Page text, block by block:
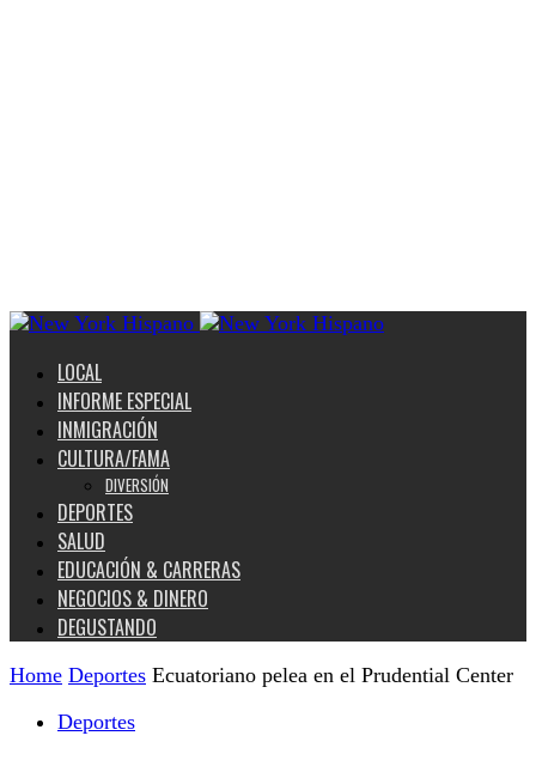
LOCAL
INFORME ESPECIAL
INMIGRACIÓN
CULTURA/FAMA
DIVERSIÓN
DEPORTES
SALUD
EDUCACIÓN & CARRERAS
NEGOCIOS & DINERO
DEGUSTANDO
Home Deportes Ecuatoriano pelea en el Prudential Center
Deportes